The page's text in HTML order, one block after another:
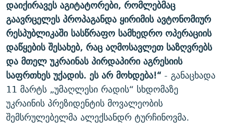
დაიქირავეს აგიტატორები, რომლებმაც
გაავრცელეს პროპაგანდა ყირიმის ავტონომიურ
რესპუბლიკაში სასწრაფო სამხედრო ოპერაციის
დაწყების შესახებ, რაც აღმოსავლეთ საზღვრებს
და მთელ უკრაინას პირდაპირი აგრესიის
საფრთხეს უქადის. ეს არ მოხდება!“- განაცხადა
11 მარტს „უმაღლესი რადის“ სხდომაზე
უკრაინის პრეზიდენტის მოვალეობის
შემსრულებელმა ალექსანდრ ტურჩინოვმა.